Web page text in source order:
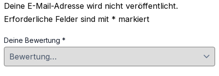
Deine E-Mail-Adresse wird nicht veröffentlicht.
Erforderliche Felder sind mit * markiert
Deine Bewertung *